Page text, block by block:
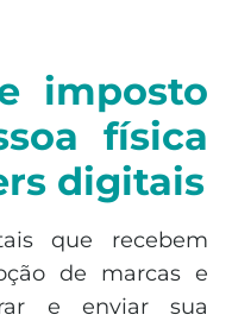
imposto
física
digitais
que recebem
de marcas e
e enviar sua